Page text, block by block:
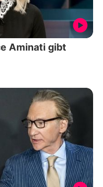
Aminati gibt